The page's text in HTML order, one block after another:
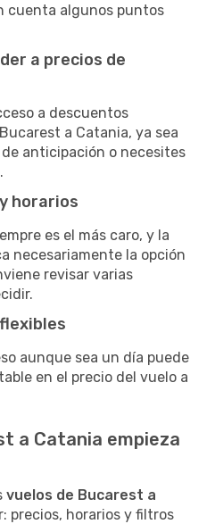
cuenta algunos puntos
a precios de
a descuentos
a Catania, ya sea
anticipación o necesites
horarios
es el más caro, y la
necesariamente la opción
revisar varias
aunque sea un día puede
en el precio del vuelo a
a Catania empieza
vuelos de Bucarest a
precios, horarios y filtros